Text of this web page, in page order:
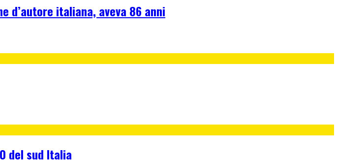
d’autore italiana, aveva 86 anni
del sud Italia